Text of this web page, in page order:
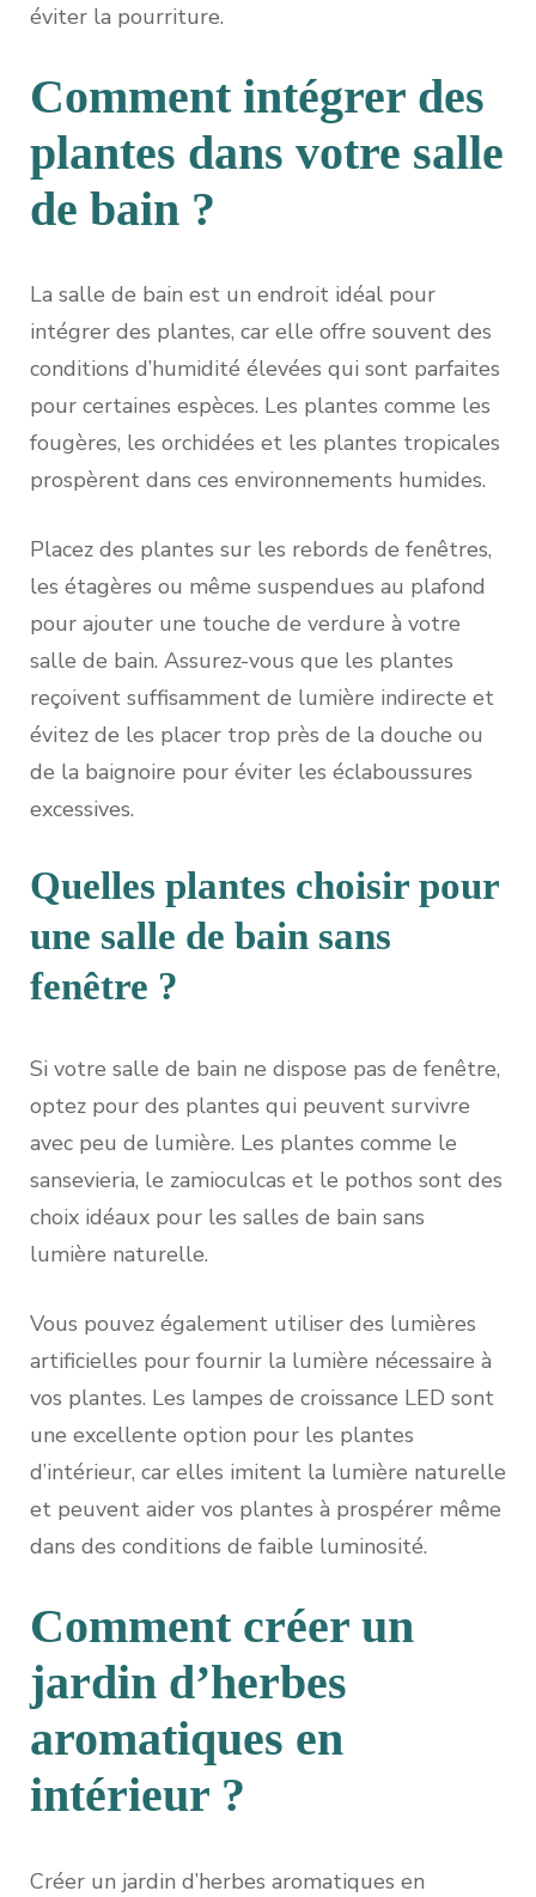
éviter la pourriture.
Comment intégrer des
plantes dans votre salle
de bain ?
La salle de bain est un endroit idéal pour
intégrer des plantes, car elle offre souvent des
conditions d’humidité élevées qui sont parfaites
pour certaines espèces. Les plantes comme les
fougères, les orchidées et les plantes tropicales
prospèrent dans ces environnements humides.
Placez des plantes sur les rebords de fenêtres,
les étagères ou même suspendues au plafond
pour ajouter une touche de verdure à votre
salle de bain. Assurez-vous que les plantes
reçoivent suffisamment de lumière indirecte et
évitez de les placer trop près de la douche ou
de la baignoire pour éviter les éclaboussures
excessives.
Quelles plantes choisir pour
une salle de bain sans
fenêtre ?
Si votre salle de bain ne dispose pas de fenêtre,
optez pour des plantes qui peuvent survivre
avec peu de lumière. Les plantes comme le
sansevieria, le zamioculcas et le pothos sont des
choix idéaux pour les salles de bain sans
lumière naturelle.
Vous pouvez également utiliser des lumières
artificielles pour fournir la lumière nécessaire à
vos plantes. Les lampes de croissance LED sont
une excellente option pour les plantes
d’intérieur, car elles imitent la lumière naturelle
et peuvent aider vos plantes à prospérer même
dans des conditions de faible luminosité.
Comment créer un
jardin d’herbes
aromatiques en
intérieur ?
Créer un jardin d’herbes aromatiques en